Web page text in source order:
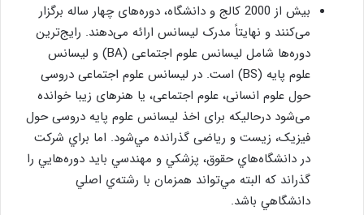
بیش از 2000 کالج و دانشگاه، دوره‌های چهار ساله برگزار
می‌کنند و نهایتاً مدرک لیسانس ارائه می‌دهند. رايج‌ترين
دوره‌ها شامل لیسانس علوم اجتماعی (BA) و لیسانس
علوم پايه (BS) است. در لیسانس علوم اجتماعی دروسی
حول علوم انسانی، علوم اجتماعی، یا هنرهای زیبا خوانده
می‌شود درحالیکه برای اخذ لیسانس علوم پايه دروسی حول
فیزیک، زیست و ریاضی گذرانده مي‌شود. اما براي شركت
در دانشگاه‌هاي حقوق، پزشكي و مهندسي بايد دوره‌هايي را
گذراند كه البته مي‌تواند همزمان با رشته‌ي اصلي
دانشگاهي باشد.